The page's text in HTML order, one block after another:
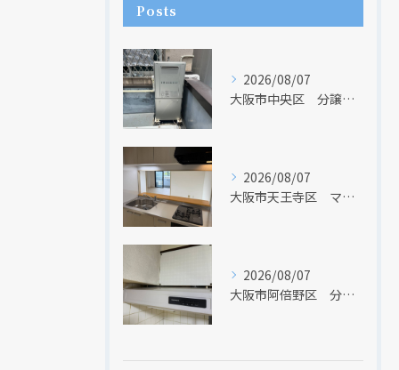
Posts
2026/08/07
大阪市中央区 分譲マンションの給湯器取替リフォーム工事 UV除菌機能搭載給湯器
2026/08/07
大阪市天王寺区 マンションのキッチン取替及び内装リフォーム工事 クリナップ
2026/08/07
大阪市阿倍野区 分譲マンションのレンジフード取替リフォーム工事 タカラスタンダード